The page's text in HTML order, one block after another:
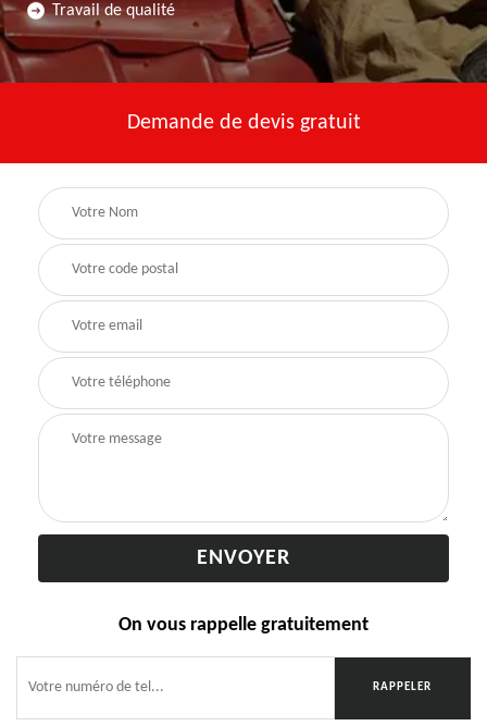
Travail de qualité
Demande de devis gratuit
On vous rappelle gratuitement